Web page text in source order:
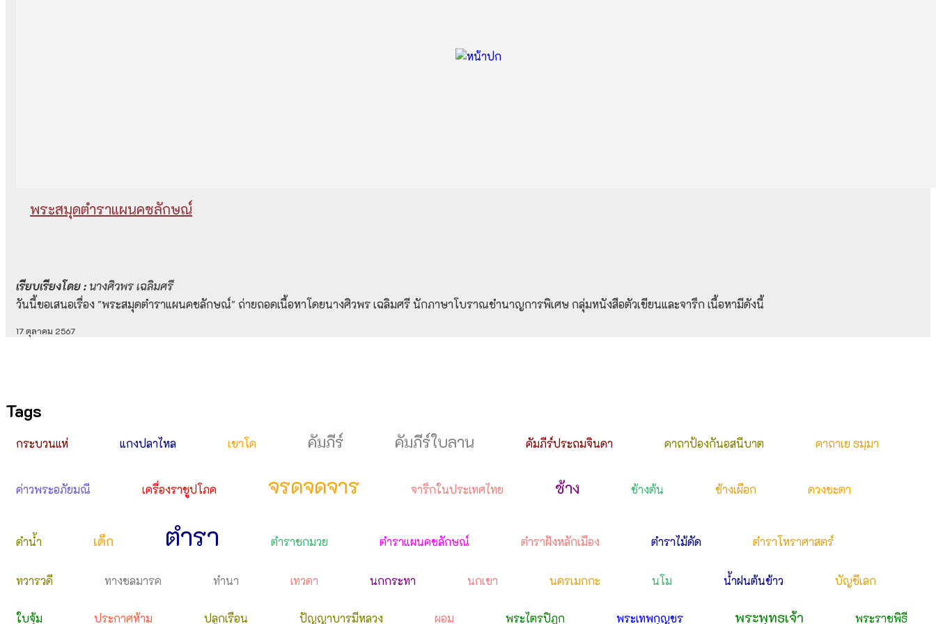
พระสมุดตำราแผนคชลักษณ์
เรียบเรียงโดย : นางศิวพร เฉลิมศรี
วันนี้ขอเสนอเรื่อง "พระสมุดตำราแผนคชลักษณ์" ถ่ายถอดเนื้อหาโดยนางศิวพร เฉลิมศรี นักภาษาโบราณชำนาญการพิเศษ กลุ่มหนังสือตัวเขียนและจารึก เนื้อหามีดังนี้
17 ตุลาคม 2567
Tags
กระบวนแห่ แกงปลาไหล เขาโค คัมภีร์ คัมภีร์ใบลาน คัมภีร์ประถมจินดา คาถาป้องกันอสนีบาต คาถาเย ธมฺมา
ค่าวพระอภัยมณี เครื่องราชูปโภค จรดจดจาร จารึกในประเทศไทย ช้าง ช้างต้น ช้างเผือก ดวงชะตา
ดำน้ำ เด็ก ตำรา ตำราชกมวย ตำราแผนคชลักษณ์ ตำราฝังหลักเมือง ตำราไม้ดัด ตำราโหราศาสตร์
ทวารวดี ทางชลมารค ทำนา เทวดา นกกระทา นกเขา นครเมกกะ นโม น้ำฝนต้นข้าว บัญชีเลก
ใบจุ้ม ประกาศห้าม ปลูกเรือน ปัญญาบารมีหลวง ผอม พระไตรปิฎก พระเทพกุญชร พระพุทธเจ้า พระราชพิธี